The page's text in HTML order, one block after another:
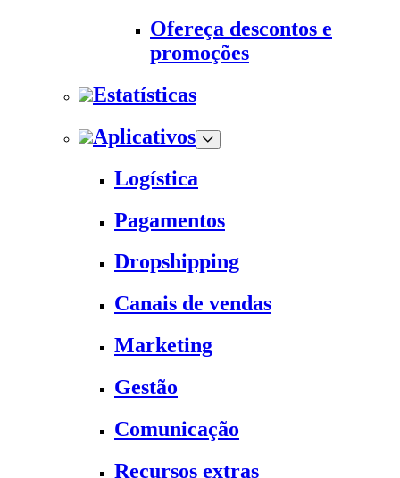
Ofereça descontos e
promoções
Estatísticas
Aplicativos
Logística
Pagamentos
Dropshipping
Canais de vendas
Marketing
Gestão
Comunicação
Recursos extras